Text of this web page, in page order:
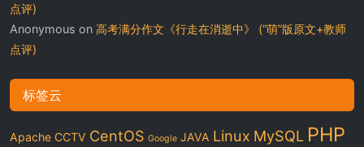
点评)
Anonymous on 高考满分作文《行走在消逝中》 (“萌”版原文+教师
点评)
标签云
Apache CCTV CentOS Google JAVA Linux MySQL PHP